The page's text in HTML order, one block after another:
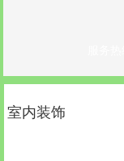
室内装饰